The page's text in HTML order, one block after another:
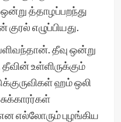
த்தாழப்பறந்து
எழுப்பியது.
தீவு ஒன்று
உள்ளிருக்கும்
ஹம் ஒலி
எல்லோரும் புழங்கிய